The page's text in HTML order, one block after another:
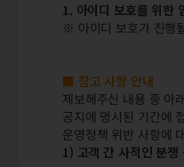
1. 아이디 보호를 위한
※ 아이디 보호가 진행
■ 참고 사항 안내
제보해주신 내용 중 아
공지에 명시된 기간에
운영정책 위반 사항에
1) 고객 간 사적인 분쟁